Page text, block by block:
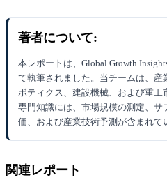
著者について:
本レポートは、Global Growth
て執筆されました。当チームは、産
ボティクス、建設機械、および重
専門知識には、市場規模の測定、
価、および産業技術予測が含まれて
関連レポート